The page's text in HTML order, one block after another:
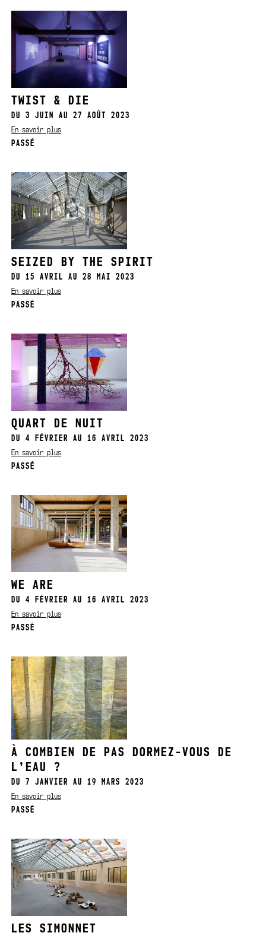
TWIST & DIE
DU 3 JUIN AU 27 AOÛT 2023
En savoir plus
PASSÉ
SEIZED BY THE SPIRIT
DU 15 AVRIL AU 28 MAI 2023
En savoir plus
PASSÉ
QUART DE NUIT
DU 4 FÉVRIER AU 16 AVRIL 2023
En savoir plus
PASSÉ
WE ARE
DU 4 FÉVRIER AU 16 AVRIL 2023
En savoir plus
PASSÉ
À COMBIEN DE PAS DORMEZ-VOUS DE
L’EAU ?
DU 7 JANVIER AU 19 MARS 2023
En savoir plus
PASSÉ
LES SIMONNET